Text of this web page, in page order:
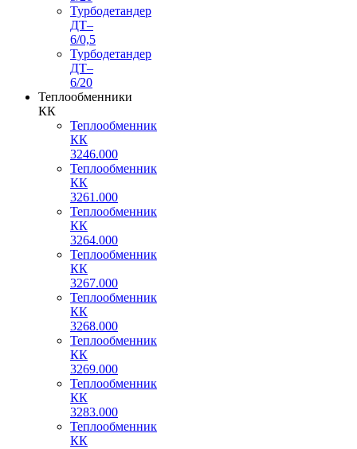
Турбодетандер
ДТ–
6/0,5
Турбодетандер
ДТ–
6/20
Теплообменники
КК
Теплообменник
КК
3246.000
Теплообменник
КК
3261.000
Теплообменник
КК
3264.000
Теплообменник
КК
3267.000
Теплообменник
КК
3268.000
Теплообменник
КК
3269.000
Теплообменник
КК
3283.000
Теплообменник
КК